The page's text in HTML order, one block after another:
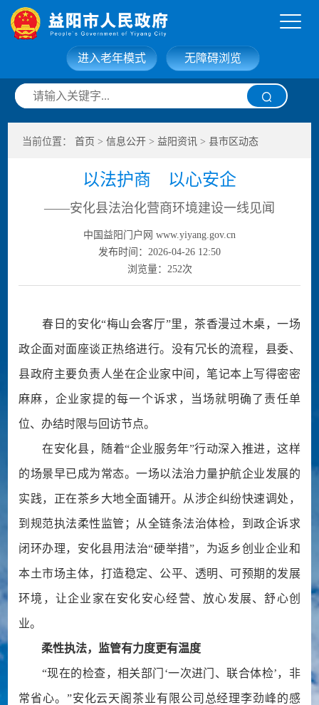
网站首页 走进益阳
信息公开 政务服务
互动交流 政府数据
无障碍浏览
进入老年模式
当前位置：首页 >信息公开 > 益阳资讯 >县市区动态
以法护商 以心安企
——安化县法治化营商环境建设一线见闻
中国益阳门户网 www.yiyang.gov.cn
发布时间：2026-04-26 12:50
浏览量： 252次
春日的安化“梅山会客厅”里，茶香漫过木桌，一场
政企面对面座谈正热络进行。没有冗长的流程，县委、
县政府主要负责人坐在企业家中间，笔记本上写得密密
麻麻，企业家提的每一个诉求，当场就明确了责任单
位、办结时限与回访节点。
在安化县，随着“企业服务年”行动深入推进，这样
的场景早已成为常态。一场以法治力量护航企业发展的
实践，正在茶乡大地全面铺开。从涉企纠纷快速调处，
到规范执法柔性监管；从全链条法治体检，到政企诉求
闭环办理，安化县用法治“硬举措”，为返乡创业企业和
本土市场主体，打造稳定、公平、透明、可预期的发展
环境，让企业家在安化安心经营、放心发展、舒心创
业。
柔性执法，监管有力度更有温度
“现在的检查，相关部门‘一次进门、联合体检’，非
常省心。”安化云天阁茶业有限公司总经理李劲峰的感